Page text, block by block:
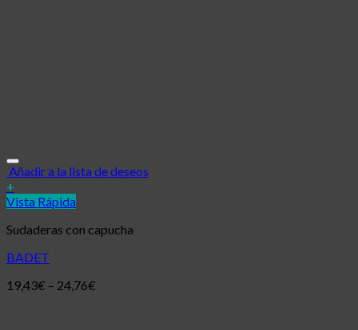
Añadir a la lista de deseos
+
Vista Rápida
Sudaderas con capucha
BADET
19,43€ – 24,76€